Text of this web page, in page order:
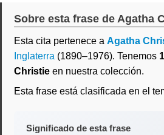
Sobre esta frase de Agatha
Esta cita pertenece a Agatha
Inglaterra (1890–1976). Tenemos
Christie en nuestra colección.
Esta frase está clasificada en el
Significado de esta frase